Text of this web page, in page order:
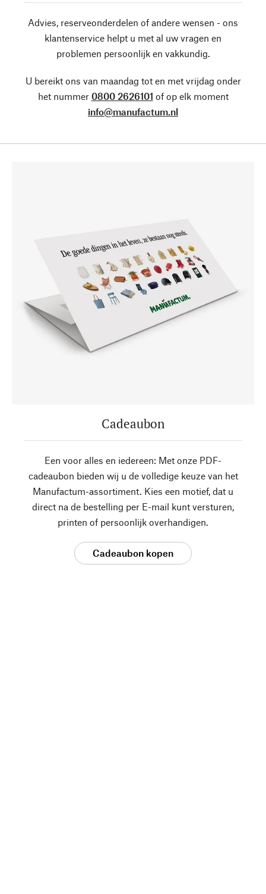
Advies, reserveonderdelen of andere wensen - ons
klantenservice helpt u met al uw vragen en
problemen persoonlijk en vakkundig.
U bereikt ons van maandag tot en met vrijdag onder
het nummer 0800 2626101 of op elk moment
info@manufactum.nl
Cadeaubon
Een voor alles en iedereen: Met onze PDF-
cadeaubon bieden wij u de volledige keuze van het
Manufactum-assortiment. Kies een motief, dat u
direct na de bestelling per E-mail kunt versturen,
printen of persoonlijk overhandigen.
Cadeaubon kopen